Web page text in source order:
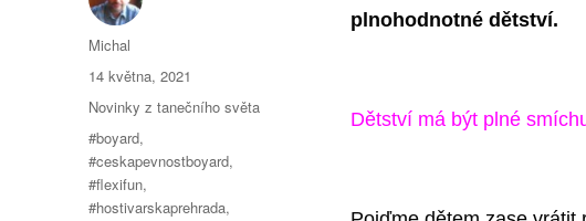
plnohodnotné dětství.
Dětství má být plné
Autor:
Michal
Publikováno:
14 května, 2021
Rubriky:
Novinky z tanečního světa
Štítky:
#boyard,
#ceskapevnostboyard,
#flexifun,
#hostivarskaprehrada,